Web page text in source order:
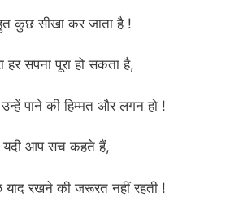
कुछ सीखा कर जाता है !
हर सपना पूरा हो सकता है,
उन्हें पाने की हिम्मत और लगन हो !
यदी आप सच कहते हैं,
रखने की जरूरत नहीं रहती !